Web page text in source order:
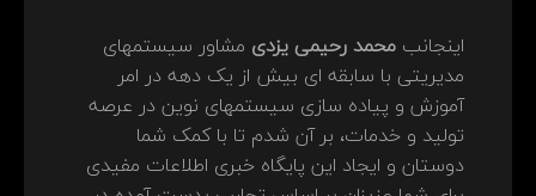
اینجانب محمد رحیمی یزدی مشاور سیستمهای
مدیریتی با سابقه ای بیش از یک دهه در امر
آموزش و پیاده سازی سیستمهای نوین در عرصه
تولید و خدمات، بر آن شدم تا با کمک شما
دوستان و ایجاد این پایگاه خبری اطلاعات مفیدی